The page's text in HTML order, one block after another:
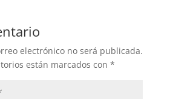
electrónico no será publicada.
están marcados con *